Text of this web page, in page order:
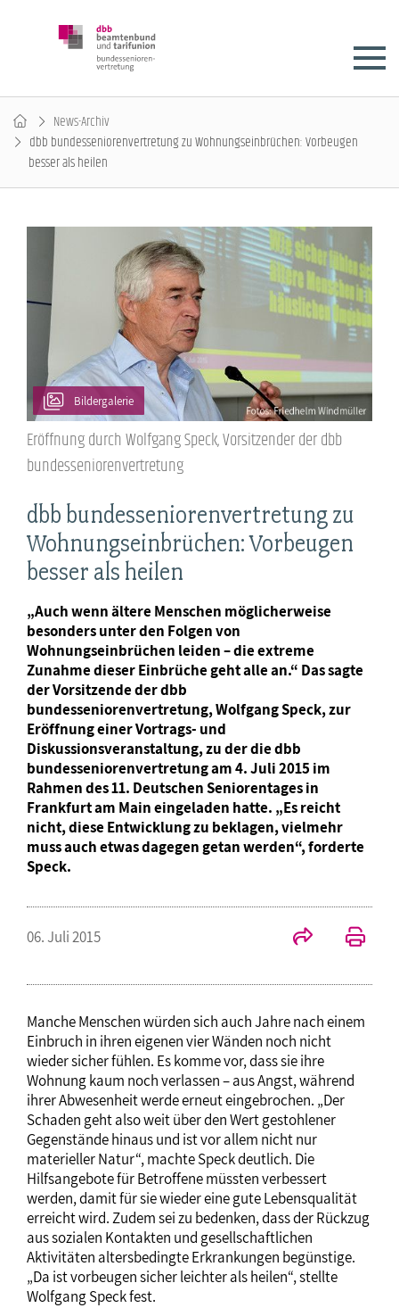
News-Archiv
dbb bundesseniorenvertretung zu Wohnungseinbrüchen: Vorbeugen
besser als heilen
Bildergalerie
Eröffnung durch Wolfgang Speck, Vorsitzender der dbb
bundesseniorenvertretung
dbb bundesseniorenvertretung zu
Wohnungseinbrüchen: Vorbeugen
besser als heilen
„Auch wenn ältere Menschen möglicherweise
besonders unter den Folgen von
Wohnungseinbrüchen leiden – die extreme
Zunahme dieser Einbrüche geht alle an.“ Das sagte
der Vorsitzende der dbb
bundesseniorenvertretung, Wolfgang Speck, zur
Eröffnung einer Vortrags- und
Diskussionsveranstaltung, zu der die dbb
bundesseniorenvertretung am 4. Juli 2015 im
Rahmen des 11. Deutschen Seniorentages in
Frankfurt am Main eingeladen hatte. „Es reicht
nicht, diese Entwicklung zu beklagen, vielmehr
muss auch etwas dagegen getan werden“, forderte
Speck.
06. Juli 2015
Manche Menschen würden sich auch Jahre nach einem
Einbruch in ihren eigenen vier Wänden noch nicht
wieder sicher fühlen. Es komme vor, dass sie ihre
Wohnung kaum noch verlassen – aus Angst, während
ihrer Abwesenheit werde erneut eingebrochen. „Der
Schaden geht also weit über den Wert gestohlener
Gegenstände hinaus und ist vor allem nicht nur
materieller Natur“, machte Speck deutlich. Die
Hilfsangebote für Betroffene müssten verbessert
werden, damit für sie wieder eine gute Lebensqualität
erreicht wird. Zudem sei zu bedenken, dass der Rückzug
aus sozialen Kontakten und gesellschaftlichen
Aktivitäten altersbedingte Erkrankungen begünstige.
„Da ist vorbeugen sicher leichter als heilen“, stellte
Wolfgang Speck fest.